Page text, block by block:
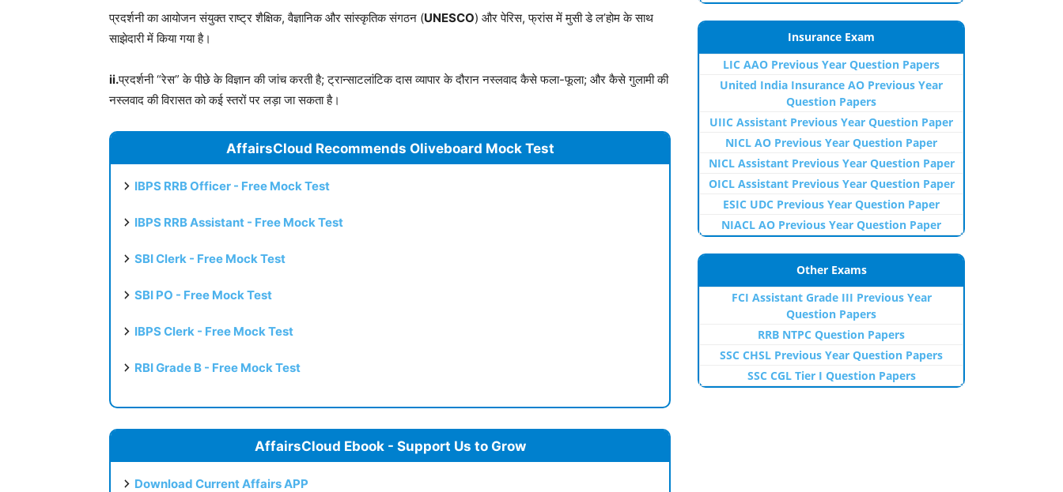
प्रदर्शनी का आयोजन संयुक्त राष्ट्र शैक्षिक, वैज्ञानिक और सांस्कृतिक संगठन (UNESCO) और पेरिस, फ्रांस में मुसी डे ल’होम के साथ
साझेदारी में किया गया है।
ii.प्रदर्शनी “रेस” के पीछे के विज्ञान की जांच करती है; ट्रान्साटलांटिक दास व्यापार के दौरान नस्लवाद कैसे फला-फूला; और कैसे गुलामी की
नस्लवाद की विरासत को कई स्तरों पर लड़ा जा सकता है।
AffairsCloud Recommends Oliveboard Mock Test
IBPS RRB Officer - Free Mock Test
IBPS RRB Assistant - Free Mock Test
SBI Clerk - Free Mock Test
SBI PO - Free Mock Test
IBPS Clerk - Free Mock Test
RBI Grade B - Free Mock Test
AffairsCloud Ebook - Support Us to Grow
Download Current Affairs APP
Insurance Exam
LIC AAO Previous Year Question Papers
United India Insurance AO Previous Year
Question Papers
UIIC Assistant Previous Year Question Paper
NICL AO Previous Year Question Paper
NICL Assistant Previous Year Question Paper
OICL Assistant Previous Year Question Paper
ESIC UDC Previous Year Question Paper
NIACL AO Previous Year Question Paper
Other Exams
FCI Assistant Grade III Previous Year
Question Papers
RRB NTPC Question Papers
SSC CHSL Previous Year Question Papers
SSC CGL Tier I Question Papers